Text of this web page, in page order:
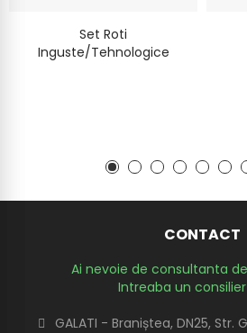
Set Roti
Inguste/tehnologice
CONTACT
Ai nevoie de consultanta
Intreaba un
GALATI - Braniștea, DN25, Str.